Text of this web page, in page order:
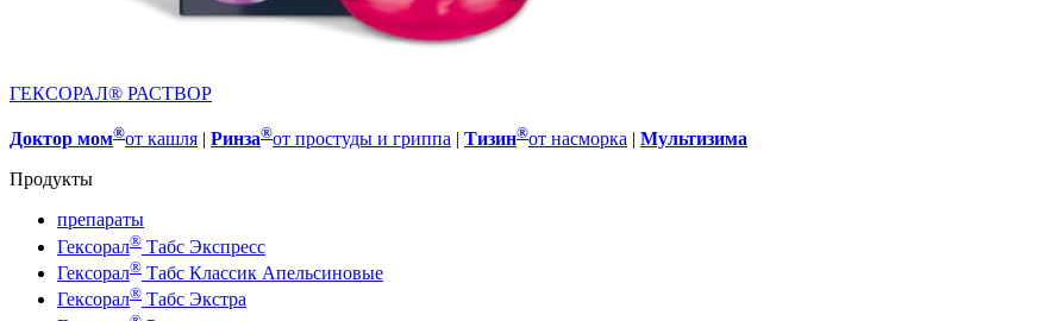
ГЕКСОРАЛ® РАСТВОР
Доктор мом®от кашля Ринза®от простуды и гриппа Тизин®от насморка
Мультизима
Продукты
препараты
Гексорал® Табс Экспресс
Гексорал® Табс Классик Апельсиновые
Гексорал® Табс Экстра